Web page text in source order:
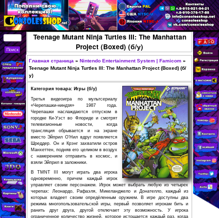
Перейти к основному
содержанию
КУПИТЬ
СОВРЕМЕННЫЕ И
РЕТРО ИГРОВЫЕ
ПРИСТАВКИ,
ИГРЫ, ФИГУРКИ,
РЕДКИЕ
КОЛЛЕКЦИОННЫЕ
ТОВАРЫ В
ИНТЕРНЕТ-
МАГАЗИНЕ
CONSOLESSHOP
Teenage Mutant Ninja Turtles III: The
Project (Boxed) (б/у)
Вы здесь
Главная страница
Nintendo Entertainment
Teenage Mutant Ninja Turtles III: The Manhattan
у)
Категория товара: Игры (б/у)
Третья видеоигра по мультсериалу
«Черепашки-ниндзя» 1987 года.
Черепашки наслаждаются отпуском в
городке Ки-Уэст во Флориде и смотрят
телевизионные новости, когда
трансляция обрывается и на экране
вместо Эйприл О’Нил вдруг появляется
Шреддер. Он и Крэнг захватили остров
Манхеттен, подняв его целиком в воздух